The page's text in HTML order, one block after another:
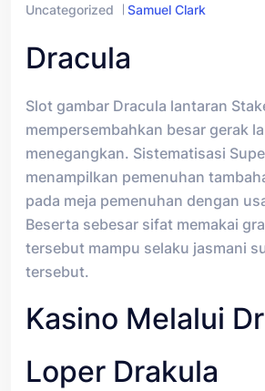
Uncategorized Samuel Clark
Dracula
Slot gambar Dracula lantaran
mempersembahkan besar gerak
menegangkan. Sistematisasi
menampilkan pemenuhan
pada meja pemenuhan dengan
Beserta sebesar sifat memakai
tersebut mampu selaku jasmani
tersebut.
Kasino Melalui
Loper Drakula